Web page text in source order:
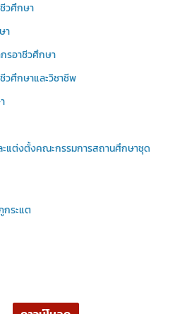
วศึกษา
า
รอาชีวศึกษา
วศึกษาและวิชาชีพ
ะแต่งตั้งคณะกรรมการสถานศึกษาชุด
กระแต